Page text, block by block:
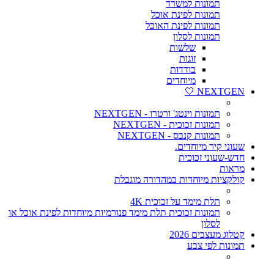
תמונות למשרד
תמונות לפינת אוכל
תמונות לפינת האוכל
תמונות לסלון
שלשות
זוגות
בודדות
מיוחדים
NEXTGEN 🤍
תמונות וינטג' ורטרו - NEXTGEN
תמונות זכוכית - NEXTGEN
תמונות קנבס - NEXTGEN
שעוני קיר מיוחדים.
חדש-שעוני זכוכית
מראות
קולקציות מיוחדות במהדורה מוגבלת
תלת מימד על זכוכית 4K
תמונות זכוכית תלת מימד פנורמיות מיוחדות לפינת אוכל או
לסלון
קטלוג מעצבים 2026
תמונות לפי צבע